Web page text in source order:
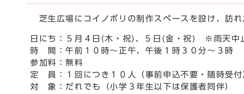
芝生広場にコイノボリの制作スペースを設け、訪
日にち：５月４日(木・祝)、５日(金・祝) ※雨天中
時 間：午前１０時～正午、午後１時３０分～３時
参加料：無料
定 員：１回につき１０人（事前申込不要・随時受付
対 象：だれでも（小学３年生以下は保護者同伴）